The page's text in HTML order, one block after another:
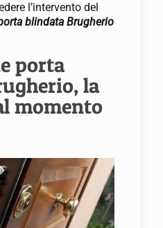
l’intervento del
blindata Brugherio
porta
la
momento